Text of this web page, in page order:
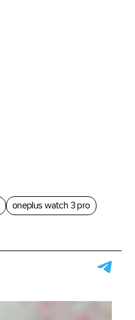
oneplus watch 3 pro